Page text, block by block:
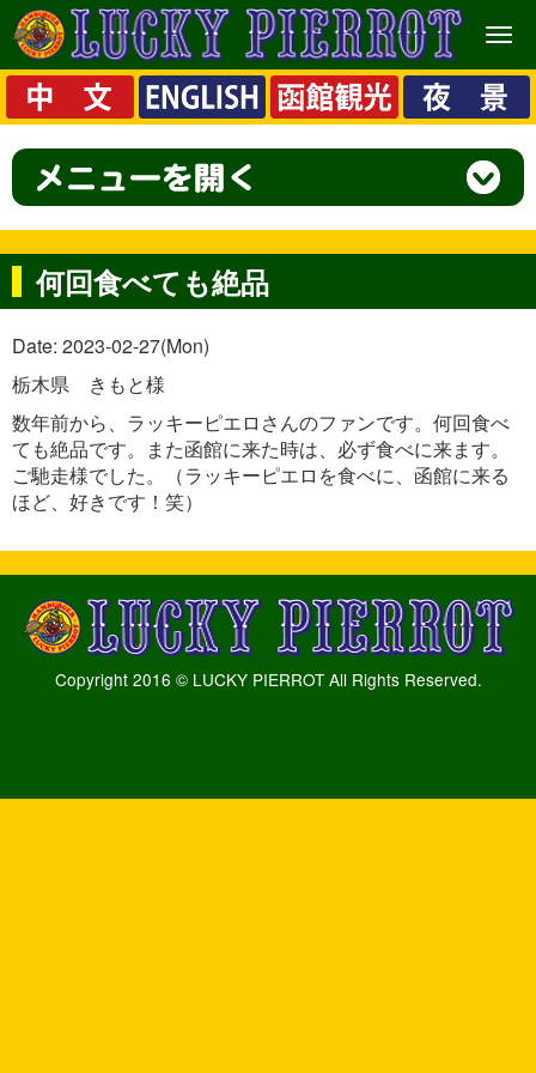
メ
ニ
ュ
ー
何回食べても絶品
Date: 2023-02-27(Mon)
栃木県 きもと様
数年前から、ラッキーピエロさんのファンです。何回食べ
ても絶品です。また函館に来た時は、必ず食べに来ます。
ご馳走様でした。（ラッキーピエロを食べに、函館に来る
ほど、好きです！笑）
Copyright 2016 © LUCKY PIERROT All Rights Reserved.